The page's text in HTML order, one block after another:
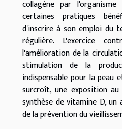
collagène par
certaines pratiques
d'inscrire à son emploi du
régulière. L'exercice
l'amélioration de la
stimulation de la
indispensable pour la
surcroît, une exposition
synthèse de vitamine D,
de la prévention du